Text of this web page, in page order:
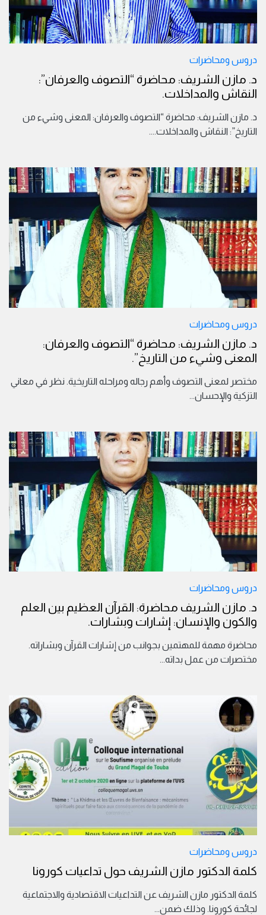
دروس ومحاضرات
د. مازن الشريف: محاضرة “التصوف والعرفان”:
النقاش والمداخلات.
د. مازن الشريف: محاضرة “التصوف والعرفان: المعنى وشيء من
التاريخ”: النقاش والمداخلات....
دروس ومحاضرات
د. مازن الشريف: محاضرة “التصوف والعرفان:
المعنى وشيء من التاريخ”.
مختصر لمعنى التصوف وأهم رجاله ومراحله التاريخية. نظر في معاني
التزكية والإحسان...
دروس ومحاضرات
د. مازن الشريف محاضرة: القرآن العظيم بين العلم
والكون والإنسان: إشارات وبشارات.
محاضرة مهمة للمهتمين بجوانب من إشارات القرآن وبشاراته.
مختصرات من عمل بداته...
دروس ومحاضرات
كلمة الدكتور مازن الشريف حول تداعيات كورونا
كلمة الدكتور مازن الشريف عن التداعيات الاقتصادية والاجتماعية
لجائحة كورونا. وذلك ضمن...